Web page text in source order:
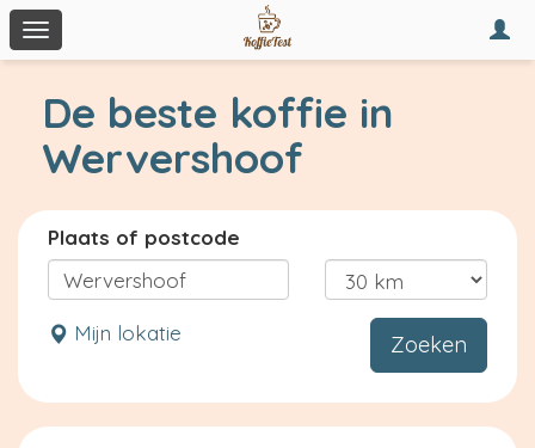
Toggle
navigation
De beste koffie in
Wervershoof
Plaats of postcode
Mijn lokatie Zoeken